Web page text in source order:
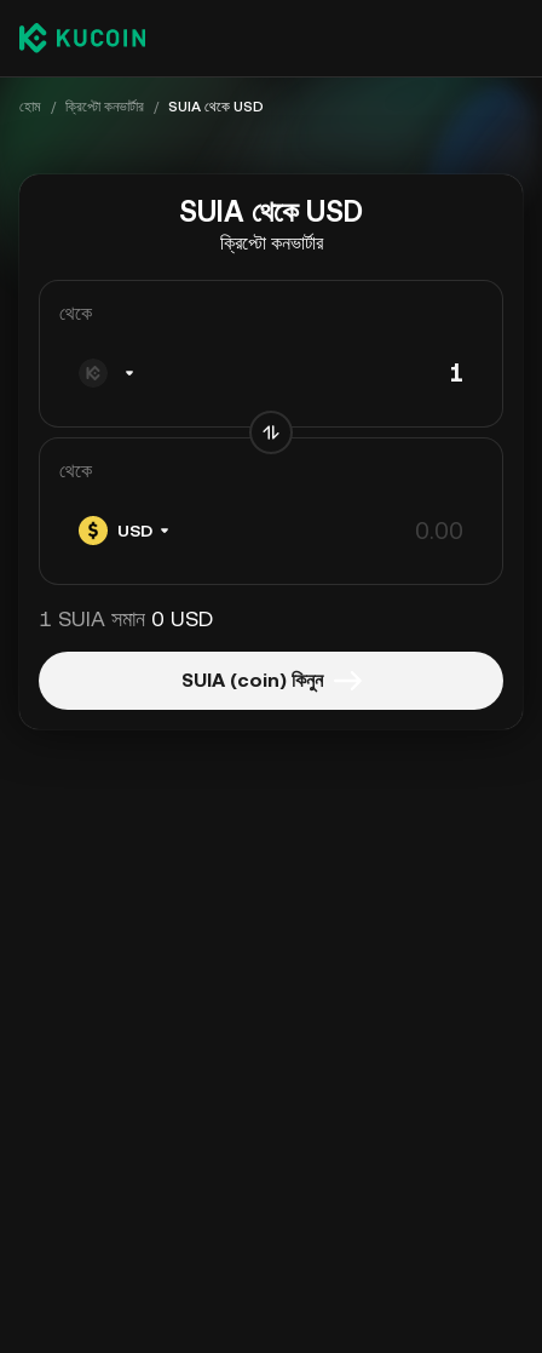
হোম / ক্রিপ্টো কনভার্টার / SUIA থেকে USD
SUIA থেকে USD
ক্রিপ্টো কনভার্টার
থেকে
থেকে
USD
1 SUIA সমান 0 USD
SUIA (coin) কিনুন